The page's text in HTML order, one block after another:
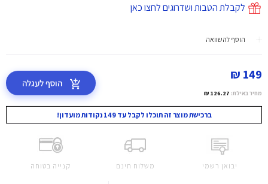
לקבלת הטבות ושדרוגים לחצו כאן
הוסף להשוואה
149 ₪
מחיר באילת: 126.27 ₪
הוסף לעגלה
ברכישת מוצר זה תוכלו לקבל עד 149 נקודות מועדון!
יבואן רשמי משלוח חינם קנייה בטוחה